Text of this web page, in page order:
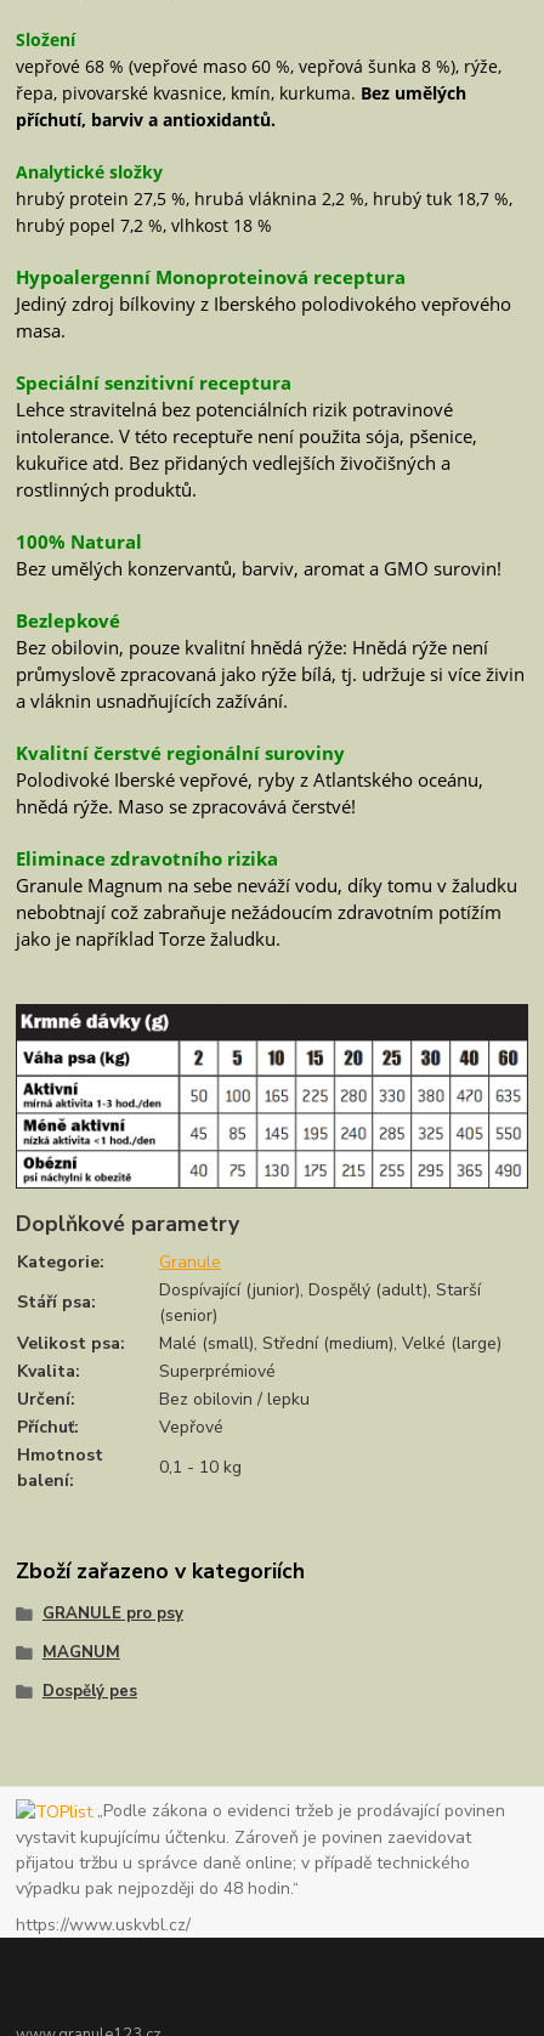
Složení
vepřové 68 % (vepřové maso 60 %, vepřová šunka 8 %), rýže,
řepa, pivovarské kvasnice, kmín, kurkuma. Bez umělých
příchutí, barviv a antioxidantů.
Analytické složky
hrubý protein 27,5 %, hrubá vláknina 2,2 %, hrubý tuk 18,7 %,
hrubý popel 7,2 %, vlhkost 18 %
Hypoalergenní Monoproteinová receptura
Jediný zdroj bílkoviny z Iberského polodivokého vepřového
masa.
Speciální senzitivní receptura
Lehce stravitelná bez potenciálních rizik potravinové
intolerance. V této receptuře není použita sója, pšenice,
kukuřice atd. Bez přidaných vedlejších živočišných a
rostlinných produktů.
100% Natural
Bez umělých konzervantů, barviv, aromat a GMO surovin!
Bezlepkové
Bez obilovin, pouze kvalitní hnědá rýže: Hnědá rýže není
průmyslově zpracovaná jako rýže bílá, tj. udržuje si více živin
a vláknin usnadňujících zažívání.
Kvalitní čerstvé regionální suroviny
Polodivoké Iberské vepřové, ryby z Atlantského oceánu,
hnědá rýže. Maso se zpracovává čerstvé!
Eliminace zdravotního rizika
Granule Magnum na sebe neváží vodu, díky tomu v žaludku
nebobtnají což zabraňuje nežádoucím zdravotním potížím
jako je například Torze žaludku.
Doplňkové parametry
Kategorie:
Granule
Stáří psa:
Dospívající (junior), Dospělý (adult), Starší
(senior)
Velikost psa:
Malé (small), Střední (medium), Velké (large)
Kvalita:
Superprémiové
Určení:
Bez obilovin / lepku
Příchuť:
Vepřové
Hmotnost
balení:
0,1 - 10 kg
Zboží zařazeno v kategoriích
GRANULE pro psy
MAGNUM
Dospělý pes
„Podle zákona o evidenci tržeb je prodávající povinen
vystavit kupujícímu účtenku. Zároveň je povinen zaevidovat
přijatou tržbu u správce daně online; v případě technického
výpadku pak nejpozději do 48 hodin.“
https://www.uskvbl.cz/